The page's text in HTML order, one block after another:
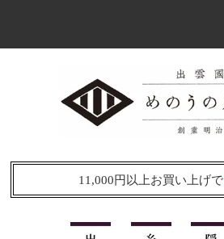
11,000円以上お買い上げで